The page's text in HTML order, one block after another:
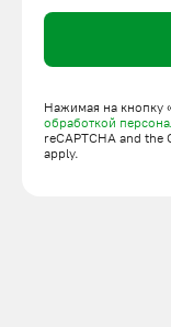
Нажимая на кнопку
обработкой
reCAPTCHA and the
apply.